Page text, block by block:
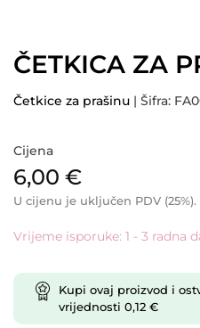
ČETKICA ZA
Četkice za prašinu | Šifra:
Cijena
6,00 €
U cijenu je uključen PDV (25%).
Vrijeme isporuke: 1 - 3 radna
Kupi ovaj proizvod i
vrijednosti 0,12 €